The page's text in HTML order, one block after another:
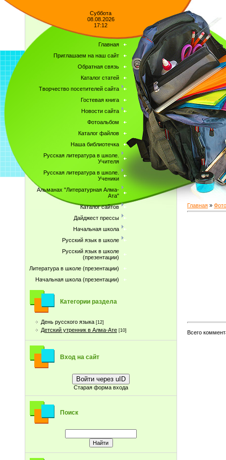
Суббота
08.08.2026
17:12
Главная
Приглашаем на наш сайт
Обратная связь
Каталог статей
Творчество посетителей сайта
Гостевая книга
Новости сайта
Фотоальбом
Каталог файлов
Наша библиотечка
Русская литература в школе.
Учителя
Русская литература в школе.
Ученики
Альманах "Литературная Алма-
Ата"
Каталог сайтов
Дайджест прессы
Начальная школа
Русский язык в школе
Русский язык в школе
(презентации)
Литература в школе (презентации)
Начальная школа (презентации)
Категории раздела
День русского языка [12]
Детский утренник в Алма-Ате [10]
Вход на сайт
Войти через uID
Старая форма входа
Поиск
Главная »
Всего